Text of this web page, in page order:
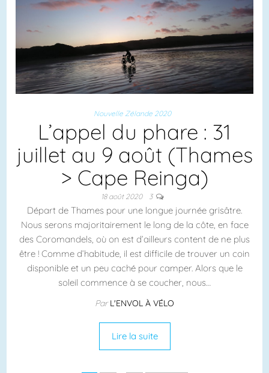
Nouvelle Zélande 2020
L’appel du phare : 31
juillet au 9 août (Thames
> Cape Reinga)
18 août 2020 3
Départ de Thames pour une longue journée grisâtre.
Nous serons majoritairement le long de la côte, en face
des Coromandels, où on est d’ailleurs content de ne plus
être ! Comme d’habitude, il est difficile de trouver un coin
disponible et un peu caché pour camper. Alors que le
soleil commence à se coucher, nous…
ParL'ENVOL À VÉLO
Lire la suite